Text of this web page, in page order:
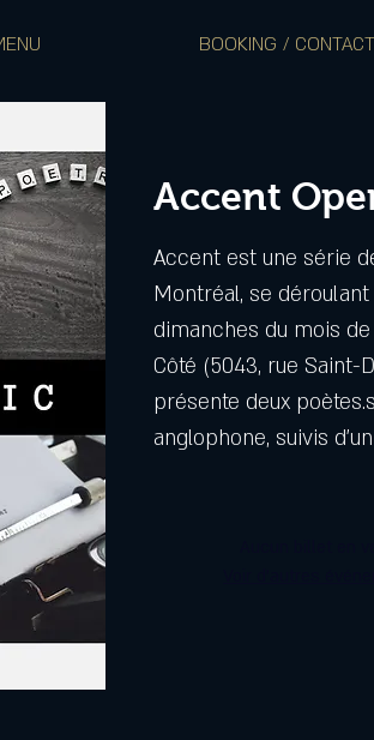
BOOKING / CONTACT
Accent
Accent est une série
Montréal, se
dimanches du mois
Côté (5043, rue Saint-
présente deux
anglophone, suivis